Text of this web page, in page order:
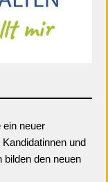
neuer
und
bilden den neuen